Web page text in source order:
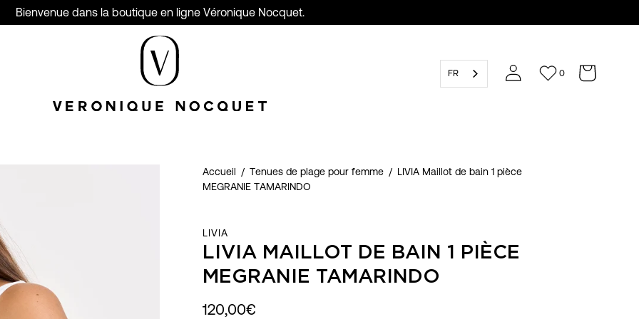
Bienvenue dans la boutique en ligne Véronique Nocquet.
FR 0
Accueil / Tenues de plage pour femme / LIVIA Maillot de bain 1 pièce
MEGRANIE TAMARINDO
LIVIA
LIVIA MAILLOT DE BAIN 1 PIÈCE
MEGRANIE TAMARINDO
120,00€